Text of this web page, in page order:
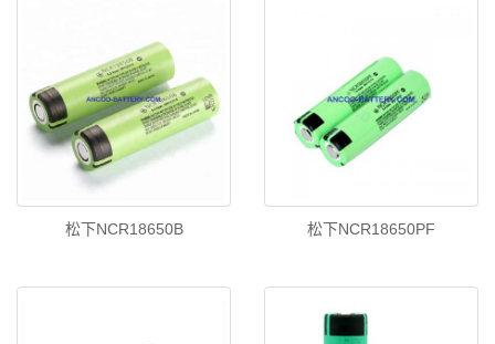
松下NCR18650B 松下NCR18650PF